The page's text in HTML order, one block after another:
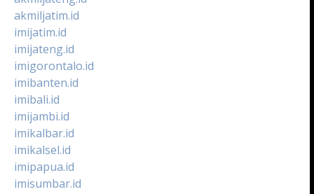
akmiljatim.id
imijatim.id
imijateng.id
imigorontalo.id
imibanten.id
imibali.id
imijambi.id
imikalbar.id
imikalsel.id
imipapua.id
imisumbar.id